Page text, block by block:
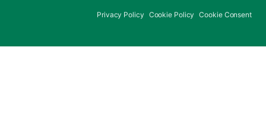
Privacy Policy Cookie Policy Cookie Consent